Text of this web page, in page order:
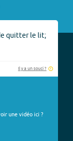
quitter le lit;
Il y a un souci ?
une vidéo ici ?